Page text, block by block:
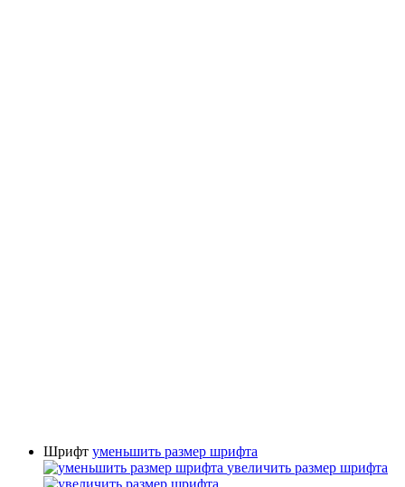
Шрифт уменьшить размер шрифта
увеличить размер шрифта